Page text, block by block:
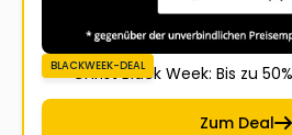
BLACKWEEK-DEAL
Christ Black Week: Bis zu
Zum Deal